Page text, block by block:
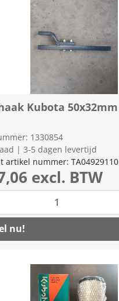
Kubota 50x32mm
1330854
| 3-5 dagen levertijd
artikel nummer: TA04929110
excl. BTW
nu!